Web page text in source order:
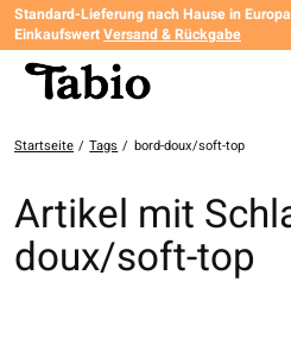
Standard-Lieferung nach Hause in
EinkaufswertVersand & Rückgabe
Startseite / Tags / bord-doux/soft-top
Artikel mit
doux/soft-top